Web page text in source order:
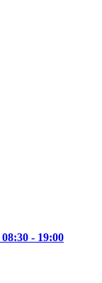
08:30 - 19:00